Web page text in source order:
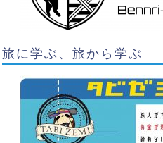
旅に学ぶ、旅から学ぶ